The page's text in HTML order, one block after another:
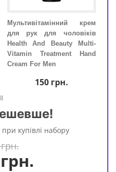
Мультивітамінний крем
для рук для чоловіків
Health And Beauty Multi-
Vitamin Treatment Hand
Cream For Men
150грн.
купівлі набору